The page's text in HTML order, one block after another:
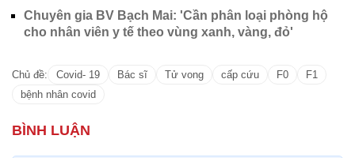
Chuyên gia BV Bạch Mai: 'Cần phân loại phòng hộ
cho nhân viên y tế theo vùng xanh, vàng, đỏ'
Chủ đề: Covid- 19 Bác sĩ Tử vong cấp cứu F0
F1
bệnh nhân covid